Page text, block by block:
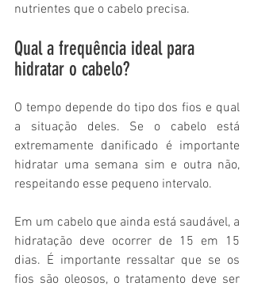
nutrientes que o cabelo precisa.
Qual a frequência ideal para
hidratar o cabelo?
O tempo depende do tipo dos fios e qual
a situação deles. Se o cabelo está
extremamente danificado é importante
hidratar uma semana sim e outra não,
respeitando esse pequeno intervalo.
Em um cabelo que ainda está saudável, a
hidratação deve ocorrer de 15 em 15
dias. É importante ressaltar que se os
fios são oleosos, o tratamento deve ser